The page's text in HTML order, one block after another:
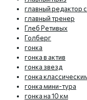
главный редактор
главный тренер
Глеб Ретивых
Голберг
гонка
гонка в актив
гонка звезд
гонка
гонка мини-тура
гонка на 10 км